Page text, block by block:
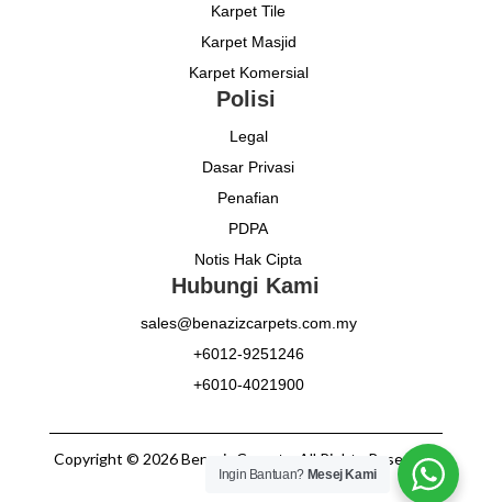
Karpet Tile
Karpet Masjid
Karpet Komersial
Polisi
Legal
Dasar Privasi
Penafian
PDPA
Notis Hak Cipta
Hubungi Kami
sales@benazizcarpets.com.my
+6012-9251246
+6010-4021900
Copyright © 2026 Benaziz Carpets. All Rights Reserved.
Ingin Bantuan? Mesej Kami